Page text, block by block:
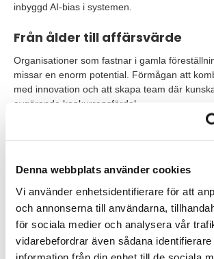
Denna webbplats använder cookies
Vi använder enhetsidentifierare för att
och annonserna till användarna,
för sociala medier och analysera vår
vidarebefordrar även sådana
information från din enhet till de sociala
inbyggd AI-bias i systemen.
Från ålder till affärsvärde
Organisationer som fastnar i gamla
missar en enorm potential. Förmågan att
med innovation och att skapa team där
avgörande konkurrensfördel.
På TNG ser vi dagligen hur arbetsgivare som
Vill du bygga team där kunskap sprids,
blir en styrka istället för ett hinder? Kontakta
steg mot en mer framtidssäkrad organisation.
Säkra din